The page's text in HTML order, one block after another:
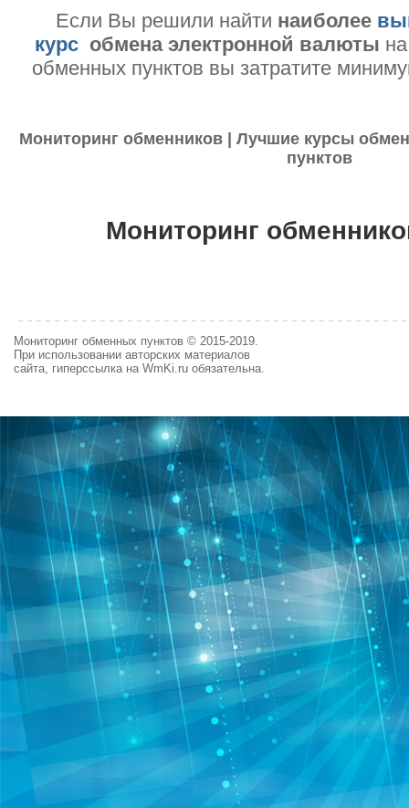
Если Вы решили найти наиболее
курс обмена электронной валюты
обменных пунктов вы затратите
Мониторинг обменников | Лучшие курсы
пунктов
Мониторинг
Мониторинг обменных пунктов © 2015-2019.
При использовании авторских материалов
сайта, гиперссылка на WmKi.ru обязательна.